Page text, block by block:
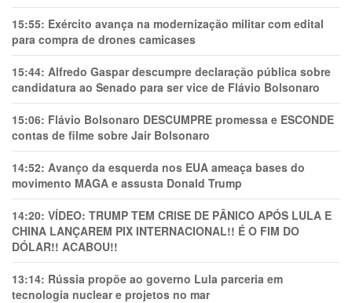
15:55: Exército avança na modernização militar com edital
para compra de drones camicases
15:44: Alfredo Gaspar descumpre declaração pública sobre
candidatura ao Senado para ser vice de Flávio Bolsonaro
15:06: Flávio Bolsonaro DESCUMPRE promessa e ESCONDE
contas de filme sobre Jair Bolsonaro
14:52: Avanço da esquerda nos EUA ameaça bases do
movimento MAGA e assusta Donald Trump
14:20: VÍDEO: TRUMP TEM CRlSE DE PÂNlCO APÓS LULA E
CHINA LANÇAREM PIX INTERNACIONAL!! É O FIM DO
DÓLAR!! ACABOU!!
13:14: Rússia propõe ao governo Lula parceria em
tecnologia nuclear e projetos no mar